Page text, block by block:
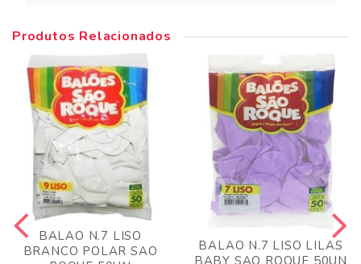
Produtos Relacionados
BALAO N.7 LISO
BRANCO POLAR SAO
BALAO N.7 LISO LILAS